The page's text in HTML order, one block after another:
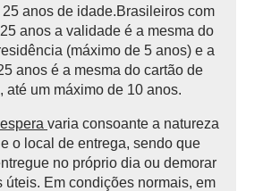
anos de idade.Brasileiros com
anos a validade é a mesma do
(máximo de 5 anos) e a
anos é a mesma do cartão de
até um máximo de 10 anos.
varia consoante a natureza
o local de entrega, sendo que
no próprio dia ou demorar
úteis. Em condições normais, em